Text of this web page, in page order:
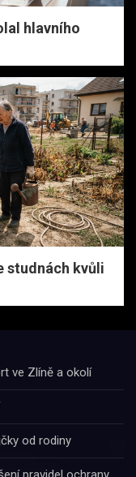
hlavního
studnách kvůli
ve Zlíně a okolí
od rodiny